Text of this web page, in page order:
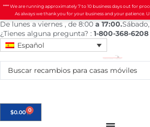
**** We are running approximately 7 to 10 business days out for
As always we thank you for your business and your patience.
De lunes a viernes , de 8:00 a 17:00.Sábado,
¿Tienes alguna pregunta? : 1-800-368-6208
Español
$0.00 0